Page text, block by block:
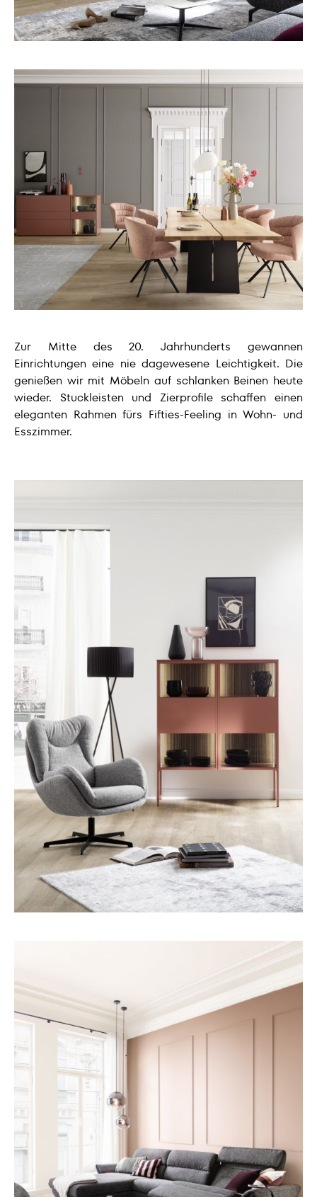
Zur Mitte des 20. Jahrhunderts gewannen
Einrichtungen eine nie dagewesene Leichtigkeit. Die
genießen wir mit Möbeln auf schlanken Beinen heute
wieder. Stuckleisten und Zierprofile schaffen einen
eleganten Rahmen fürs Fifties-Feeling in Wohn- und
Esszimmer.